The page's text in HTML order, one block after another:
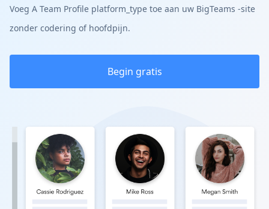
Voeg A Team Profile platform_type toe aan uw BigTeams -site
zonder codering of hoofdpijn.
Begin gratis